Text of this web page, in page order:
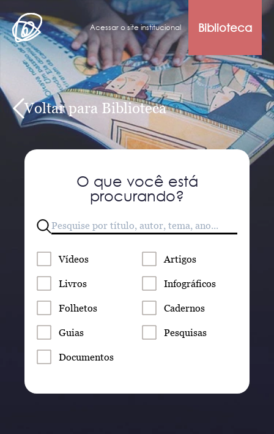
Acessar o site institucional Biblioteca
Voltar para Biblioteca
O que você está
procurando?
Vídeos Artigos
Livros Infográficos
Folhetos Cadernos
Guias Pesquisas
Documentos